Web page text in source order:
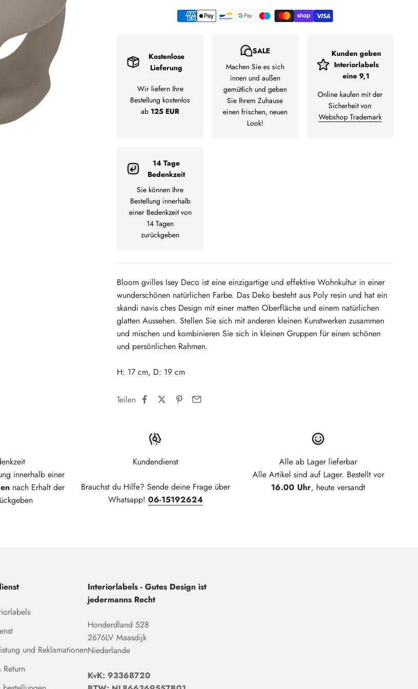
Kostenlose
Lieferung
Wir liefern Ihre
Bestellung kostenlos
ab 125 EUR
SALE
Machen Sie es sich
innen und außen
gemütlich und geben
Sie Ihrem Zuhause
einen frischen, neuen
Look!
Kunden geben
Interiorlabels
eine 9,1
Online kaufen mit der
Sicherheit von
Webshop Trademark
14 Tage
Bedenkzeit
Sie können Ihre
Bestellung innerhalb
einer Bedenkzeit von
14 Tagen
zurückgeben
Bloom gvilles Isey Deco ist eine einzigartige und effektive Wohnkultur in einer
wunderschönen natürlichen Farbe. Das Deko besteht aus Poly resin und hat ein
skandi navis ches Design mit einer matten Oberfläche und einem natürlichen
glatten Aussehen. Stellen Sie sich mit anderen kleinen Kunstwerken zusammen
und mischen und kombinieren Sie sich in kleinen Gruppen für einen schönen
und persönlichen Rahmen.
H: 17 cm, D: 19 cm
Teilen
innerhalb einer
nach Erhalt der
Kundendienst
Brauchst du Hilfe? Sende deine Frage über
Whatsapp! 06-15192624
Alle ab Lager lieferbar
Alle Artikel sind auf Lager. Bestellt vor
16.00 Uhr, heute versandt
und Reklamationen
Return
Interiorlabels - Gutes Design ist
jedermanns Recht
Honderdland 528
2676LV Maasdijk
Niederlande
KvK: 93368720